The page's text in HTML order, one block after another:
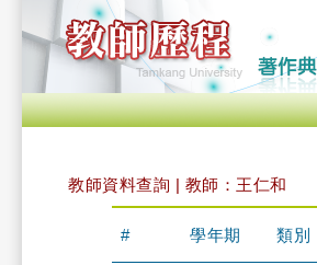
教師資料查詢 | 教師：王仁和
# 學年期 類別